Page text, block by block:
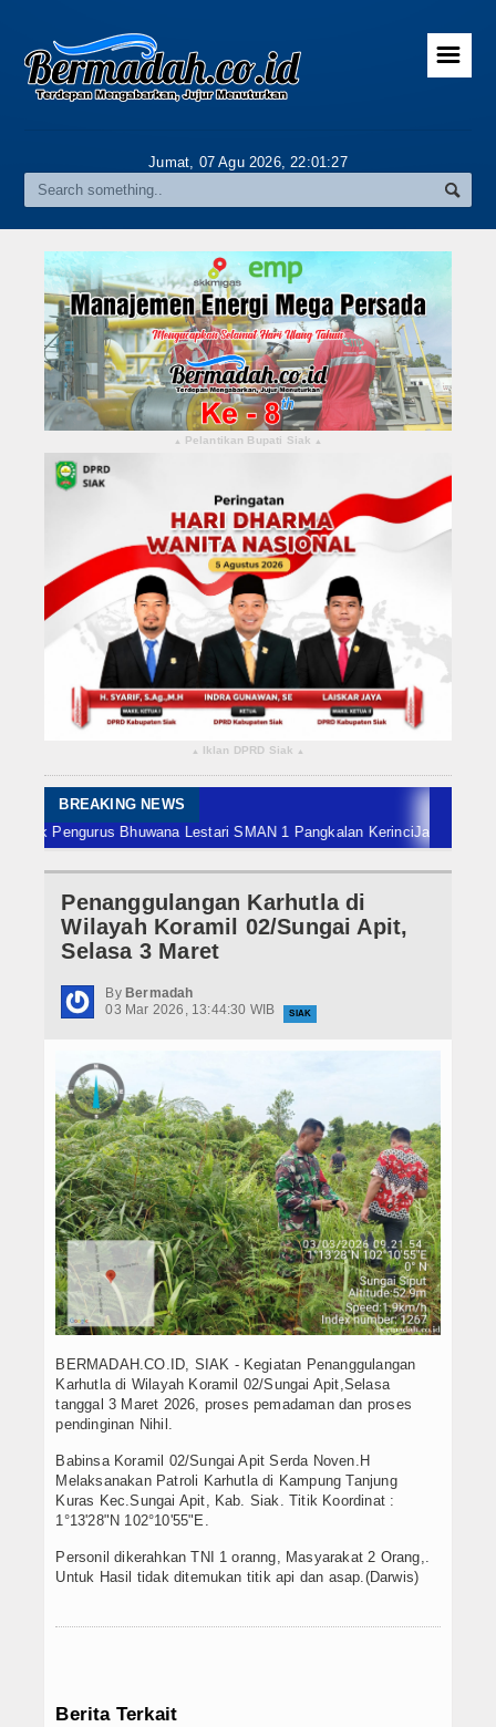
Home
Gallery
Riau
Daerah
Pekanbaru
Pelalawan
Kampar
Rokan Hulu
Bengkalis
Meranti
Indragiri Hulu
Kuansing
Siak
Nasional
Internasional
Hukrim
Politik
Berita Foto
Budaya & Pariwisata
Ekbis
Olahraga
☰
Jumat, 07 Agu 2026,22:01:27
▴ Pelantikan Bupati Siak ▴
▴ Iklan DPRD Siak ▴
BREAKING NEWS
Bhuwana Lestari SMAN 1 Pangkalan Kerinci Jadi Finalis ADLG
Penanggulangan Karhutla di
Wilayah Koramil 02/Sungai Apit,
Selasa 3 Maret
By Bermadah
03 Mar 2026, 13:44:30 WIB
SIAK
BERMADAH.CO.ID, SIAK - Kegiatan Penanggulangan
Karhutla di Wilayah Koramil 02/Sungai Apit,Selasa
tanggal 3 Maret 2026, proses pemadaman dan proses
pendinginan Nihil.
Babinsa Koramil 02/Sungai Apit Serda Noven.H
Melaksanakan Patroli Karhutla di Kampung Tanjung
Kuras Kec.Sungai Apit, Kab. Siak. Titik Koordinat :
1°13'28"N 102°10'55"E.
Personil dikerahkan TNI 1 oranng, Masyarakat 2 Orang,.
Untuk Hasil tidak ditemukan titik api dan asap.(Darwis)
Berita Terkait